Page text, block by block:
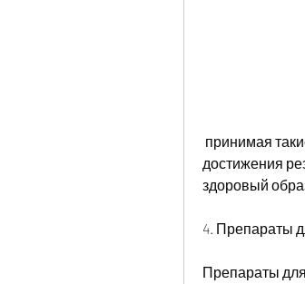
достижения
здоровый
4. Препараты
Препараты